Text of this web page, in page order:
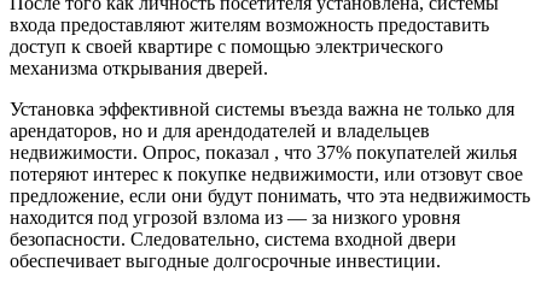
входа предоставляют жителям возможность предоставить
доступ к своей квартире с помощью электрического
механизма открывания дверей.
Установка эффективной системы въезда важна не только для
арендаторов, но и для арендодателей и владельцев
недвижимости. Опрос, показал , что 37% покупателей жилья
потеряют интерес к покупке недвижимости, или отзовут свое
предложение, если они будут понимать, что эта недвижимость
находится под угрозой взлома из — за низкого уровня
безопасности. Следовательно, система входной двери
обеспечивает выгодные долгосрочные инвестиции.